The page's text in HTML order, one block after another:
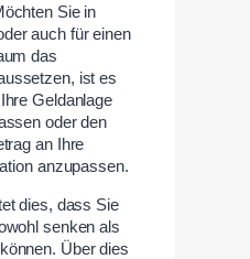
Sie in
auch für einen
das
ist es
Geldanlage
oder den
an Ihre
anzupassen.
dies, dass Sie
senken als
Über dies